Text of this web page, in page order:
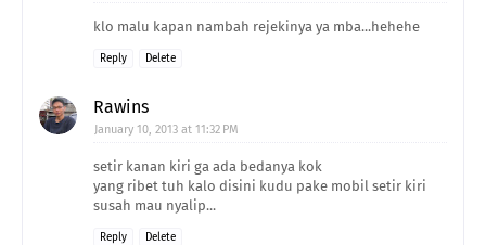
klo malu kapan nambah rejekinya ya mba...hehehe
Reply Delete
Rawins
January 10, 2013 at 11:32 PM
setir kanan kiri ga ada bedanya kok
yang ribet tuh kalo disini kudu pake mobil setir kiri
susah mau nyalip...
Reply Delete